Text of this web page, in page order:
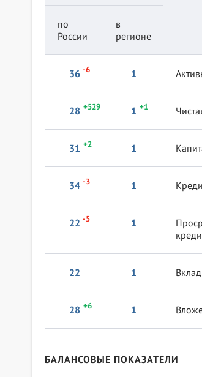
по
России
в
регионе
36 -6 1
28 +529 1 +1
31 +2 1
34 -3 1
22 -5 1
22 1
28 +6 1
БАЛАНСОВЫЕ ПОКАЗАТЕЛИ